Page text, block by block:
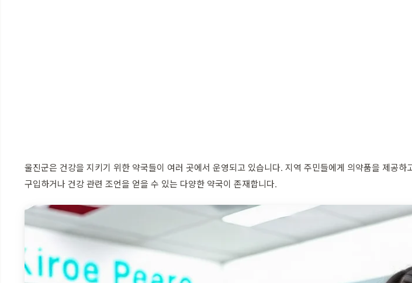
울진군은 건강을 지키기 위한 약국들이 여러 곳에서 운영되고 있습니다. 지역 주민들에게 의약품을 제공
구입하거나 건강 관련 조언을 얻을 수 있는 다양한 약국이 존재합니다.